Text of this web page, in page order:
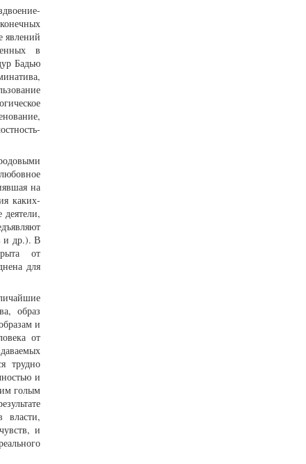
явлений
в
Бадью
на
каких-
и др.). В
от
для
образ
и
от
трудно
и
голым
власти,
и